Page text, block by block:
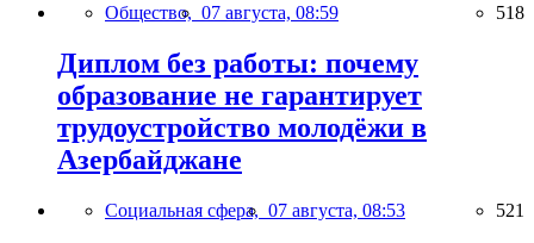
Общество, 07 августа, 08:59 518
Диплом без работы: почему
образование не гарантирует
трудоустройство молодёжи в
Азербайджане
Социальная сфера, 07 августа, 08:53 521